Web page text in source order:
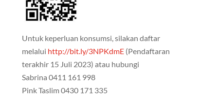
Untuk keperluan konsumsi, silakan daftar
melalui http://bit.ly/3NPKdmE(Pendaftaran
terakhir 15 Juli 2023) atau hubungi
Sabrina 0411 161 998
Pink Taslim 0430 171 335